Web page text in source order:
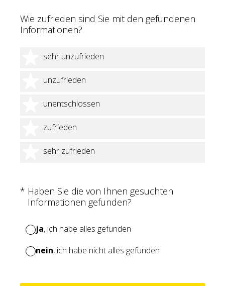
Wie zufrieden sind Sie mit den gefundenen
Informationen?
sehr unzufrieden
1 Stern
unzufrieden
2 Sterne
unentschlossen
3 Sterne
zufrieden
4 Sterne
sehr zufrieden
5 Sterne
* Haben Sie die von Ihnen gesuchten
Informationen gefunden?
(Erforderlich.)
ja, ich habe alles gefunden
nein, ich habe nicht alles gefunden